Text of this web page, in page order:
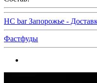
HC bar Запорожье -
Фастфуды